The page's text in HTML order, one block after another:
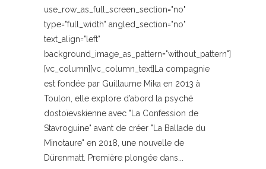
use_row_as_full_screen_section="no"
type="full_width" angled_section="no"
text_align="left"
background_image_as_pattern="without_pattern"]
[vc_column][vc_column_text]La compagnie
est fondée par Guillaume Mika en 2013 à
Toulon, elle explore d’abord la psyché
dostoïevskienne avec "La Confession de
Stavroguine" avant de créer "La Ballade du
Minotaure" en 2018, une nouvelle de
Dürenmatt. Première plongée dans...